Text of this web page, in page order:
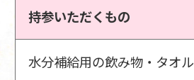
持参いただくもの
水分補給用の飲み物・タオル